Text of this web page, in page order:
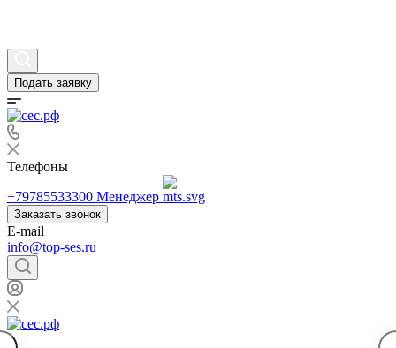
Подать заявку
Телефоны
+79785533300 Менеджер
Заказать звонок
E-mail
info@top-ses.ru